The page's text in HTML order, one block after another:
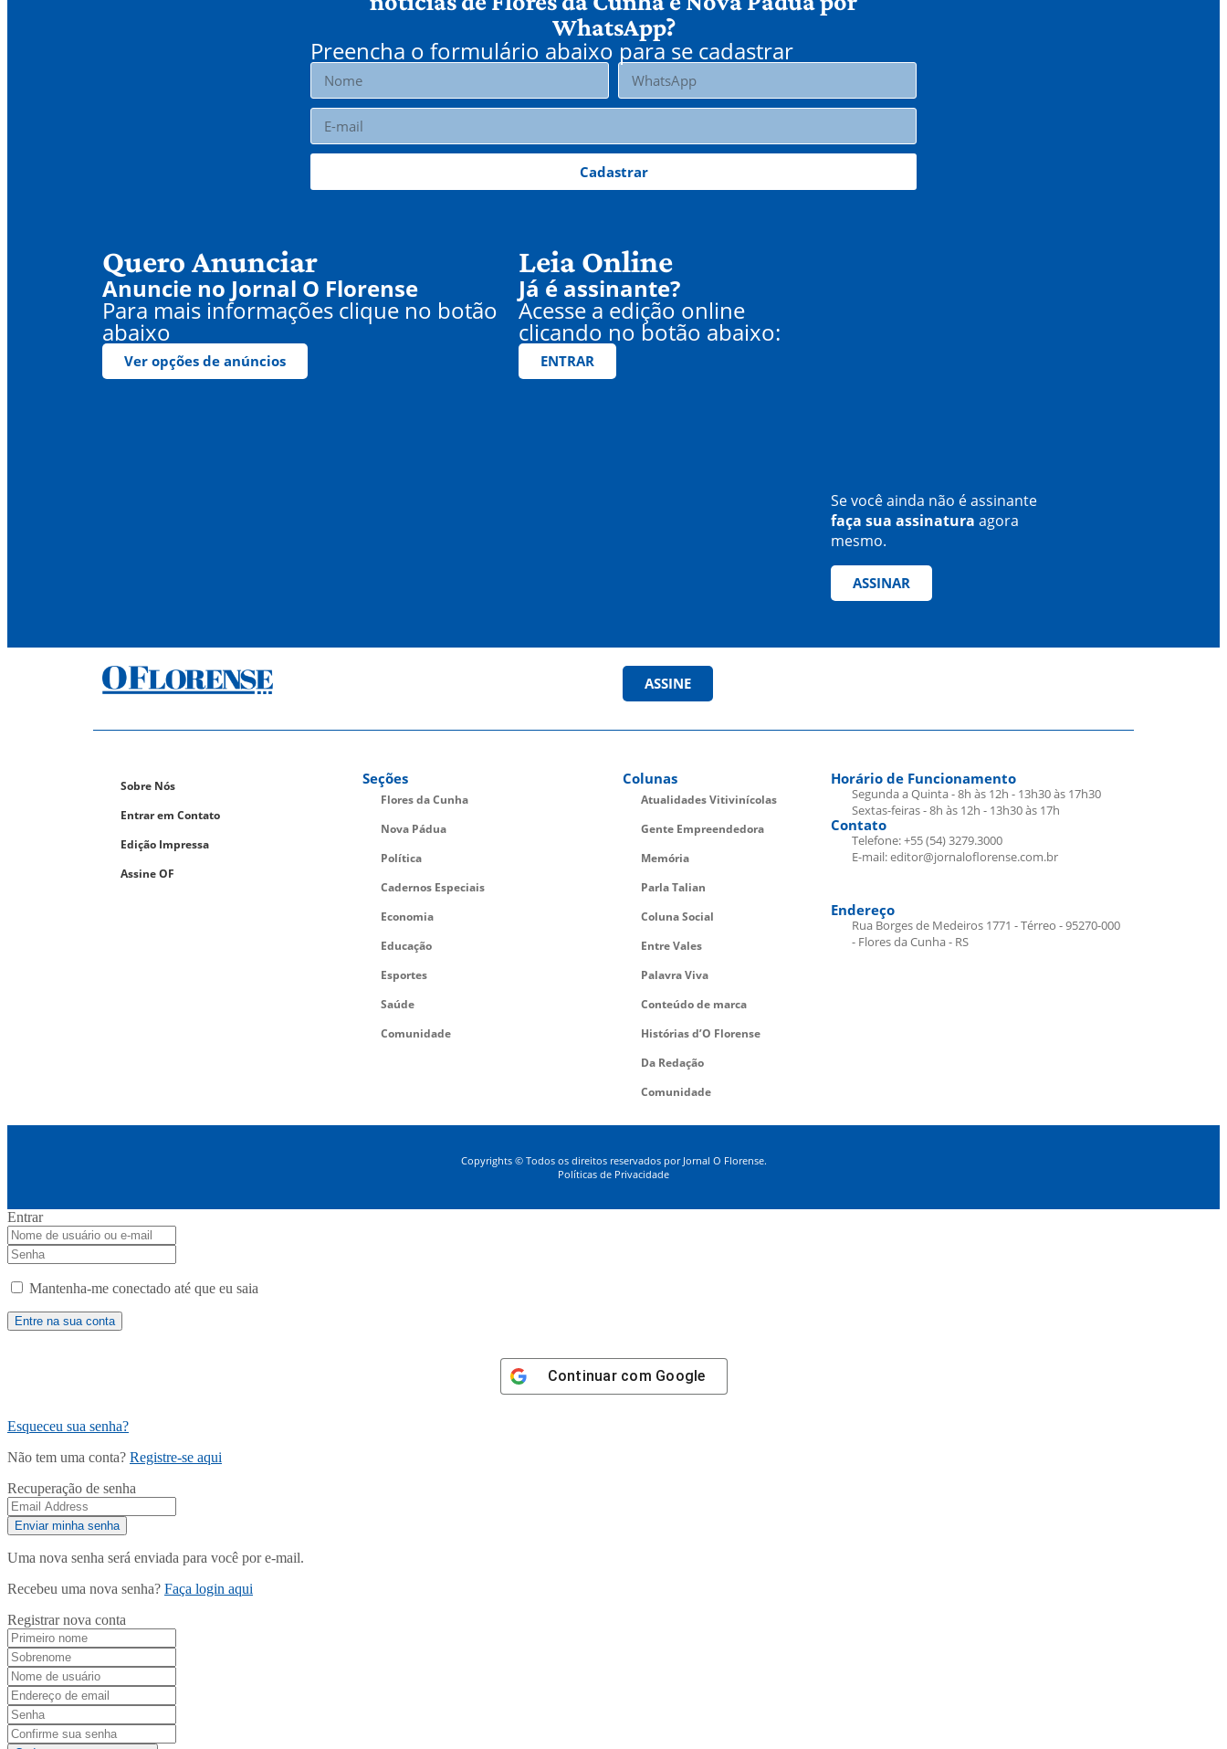
WhatsApp?
Preencha o formulário abaixo para se cadastrar
Cadastrar
Quero Anunciar
Anuncie no Jornal O Florense
Para mais informações clique no botão
abaixo
Ver opções de anúncios
Leia Online
Já é assinante?
Acesse a edição online
clicando no botão abaixo:
ENTRAR
Se você ainda não é assinante
faça sua assinatura agora
mesmo.
ASSINAR
ASSINE
Sobre Nós
Entrar em Contato
Edição Impressa
Assine OF
Seções
Flores da Cunha
Nova Pádua
Política
Cadernos Especiais
Economia
Educação
Esportes
Saúde
Comunidade
Colunas
Atualidades Vitivinícolas
Gente Empreendedora
Memória
Parla Talian
Coluna Social
Entre Vales
Palavra Viva
Conteúdo de marca
Histórias d’O Florense
Da Redação
Comunidade
Horário de Funcionamento
Segunda a Quinta - 8h às 12h - 13h30 às 17h30
Sextas-feiras - 8h às 12h - 13h30 às 17h
Contato
Telefone: +55 (54) 3279.3000
E-mail: editor@jornaloflorense.com.br
Endereço
Rua Borges de Medeiros 1771 - Térreo - 95270-000
- Flores da Cunha - RS
Copyrights © Todos os direitos reservados por Jornal O Florense.
Políticas de Privacidade
Entrar
Mantenha-me conectado até que eu saia
Continuar com Google
Esqueceu sua senha?
Não tem uma conta? Registre-se aqui
Recuperação de senha
Uma nova senha será enviada para você por e-mail.
Recebeu uma nova senha? Faça login aqui
Registrar nova conta